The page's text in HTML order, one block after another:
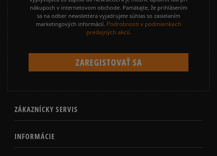
nákupoch v internetovom obchode. Pamätajte, že prihlásením
sa na odber newslettera vyjadrujete súhlas so zasielaním
marketingových informácií. Podrobnosti v podmienkach
predajných akcií.
ZÁKAZNÍCKY SERVIS
INFORMÁCIE